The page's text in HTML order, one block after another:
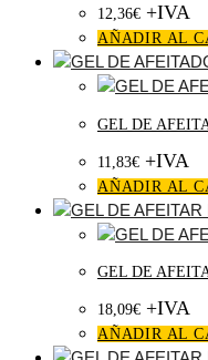
12,36€ +IVA
AÑADIR AL
GEL DE
11,83€ +IVA
AÑADIR AL
GEL DE
18,09€ +IVA
AÑADIR AL